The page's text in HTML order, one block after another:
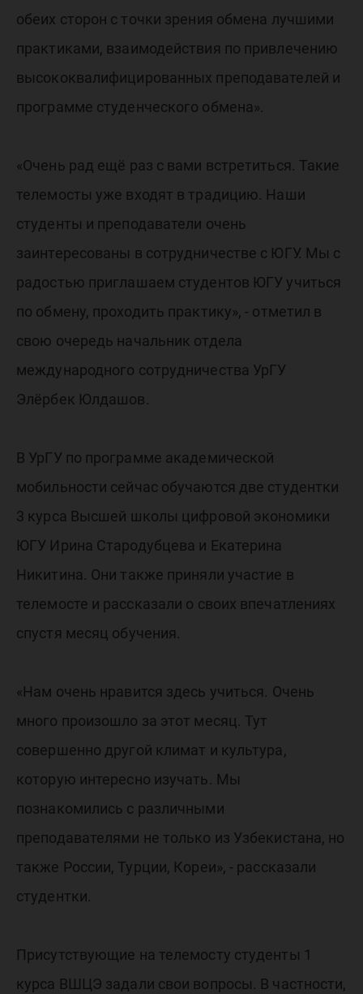
обеих сторон с точки зрения обмена лучшими
практиками, взаимодействия по привлечению
высококвалифицированных преподавателей и
программе студенческого обмена».
«Очень рад ещё раз с вами встретиться. Такие
телемосты уже входят в традицию. Наши
студенты и преподаватели очень
заинтересованы в сотрудничестве с ЮГУ. Мы с
радостью приглашаем студентов ЮГУ учиться
по обмену, проходить практику», - отметил в
свою очередь начальник отдела
международного сотрудничества УрГУ
Элёрбек Юлдашов.
В УрГУ по программе академической
мобильности сейчас обучаются две студентки
3 курса Высшей школы цифровой экономики
ЮГУ Ирина Стародубцева и Екатерина
Никитина. Они также приняли участие в
телемосте и рассказали о своих впечатлениях
спустя месяц обучения.
«Нам очень нравится здесь учиться. Очень
много произошло за этот месяц. Тут
совершенно другой климат и культура,
которую интересно изучать. Мы
познакомились с различными
преподавателями не только из Узбекистана, но
также России, Турции, Кореи», - рассказали
студентки.
Присутствующие на телемосту студенты 1
курса ВШЦЭ задали свои вопросы. В частности,